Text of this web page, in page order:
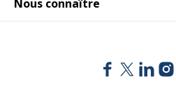
Nous connaître